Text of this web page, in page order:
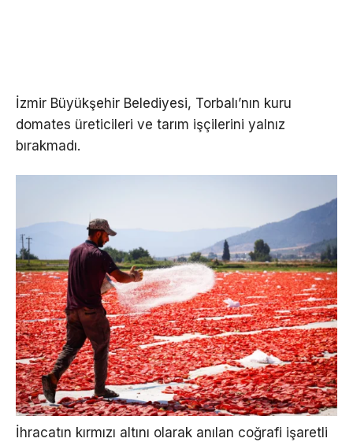
İzmir Büyükşehir Belediyesi, Torbalı’nın kuru
domates üreticileri ve tarım işçilerini yalnız
bırakmadı.
İhracatın kırmızı altını olarak anılan coğrafi işaretli